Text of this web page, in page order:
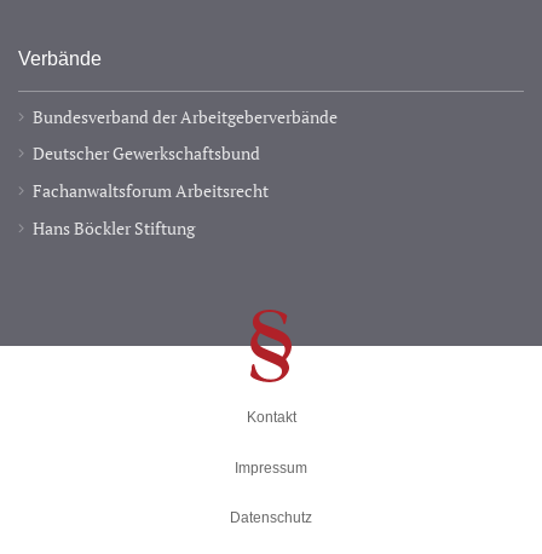
Verbände
Bundesverband der Arbeitgeberverbände
Deutscher Gewerkschaftsbund
Fachanwaltsforum Arbeitsrecht
Hans Böckler Stiftung
Kontakt
Impressum
Datenschutz